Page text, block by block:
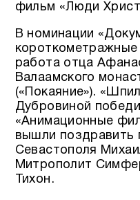
фильм «Люди
В номинации
работа отца
Валаамского
(«Покаяние»).
Дубровиной
«Анимационные
вышли поздравить
Севастополя
Митрополит
Тихон.